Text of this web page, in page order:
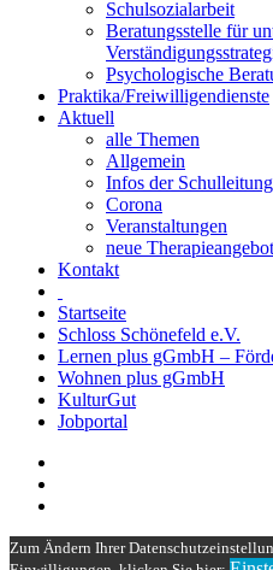
Schulsozialarbeit
Beratungsstelle für
Psychologische
Praktika/Freiwilligendienste
Aktuell
alle Themen
Allgemein
Infos der Schulleitung
Corona
Veranstaltungen
neue
Kontakt
Startseite
Schloss Schönefeld e.V.
Lernen plus gGmbH –
Wohnen plus gGmbH
KulturGut
Jobportal
Zum Ändern Ihrer